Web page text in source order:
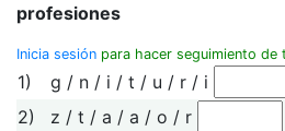
profesiones
Inicia sesión para hacer seguimiento de
1)
g / n / i / t / u / r / i
2)
z / t / a / a / o / r